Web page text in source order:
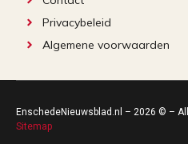
Privacybeleid
Algemene voorwaarden
EnschedeNieuwsblad.nl – 2026 © –
Sitemap